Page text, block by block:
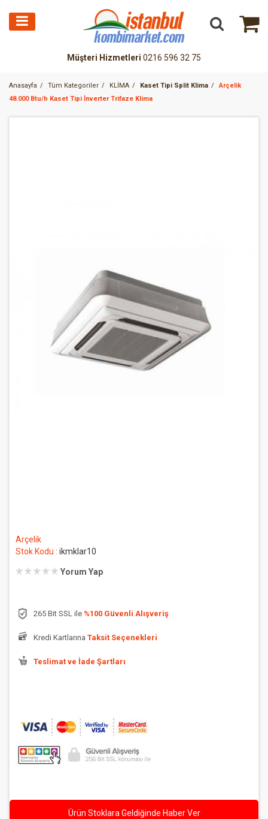
Müşteri Hizmetleri 0216 596 32 75
Anasayfa Tüm Kategoriler KLİMA Kaset Tipi Split Klima
Arçelik
48.000 Btu/h Kaset Tipi İnverter Trifaze Klima
Arçelik
Stok Kodu : ikmklar10
Yorum Yap
265 Bit SSL ile %100 Güvenli Alışveriş
Kredi Kartlarına Taksit Seçenekleri
Teslimat ve İade Şartları
Ürün Stoklara Geldiğinde Haber Ver